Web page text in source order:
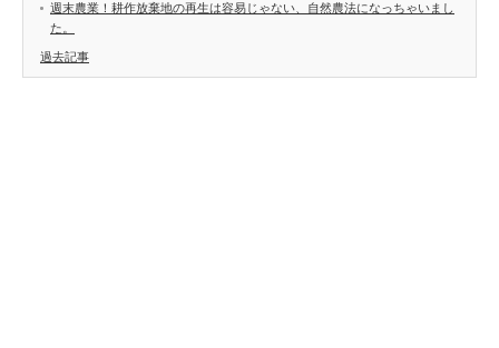
週末農業！耕作放棄地の再生は容易じゃない、自然農法になっちゃいまし
た。
過去記事